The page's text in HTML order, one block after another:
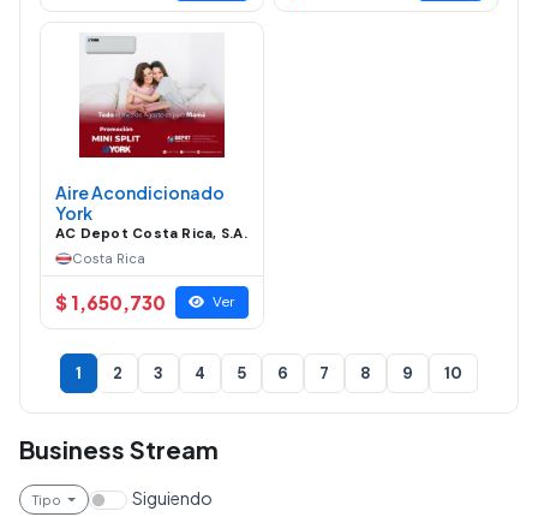
Aire Acondicionado
York
AC Depot Costa Rica, S.A.
Costa Rica
$ 1,650,730 Ver
1 2 3 4 5 6 7 8 9 10
Business Stream
Tipo Siguiendo